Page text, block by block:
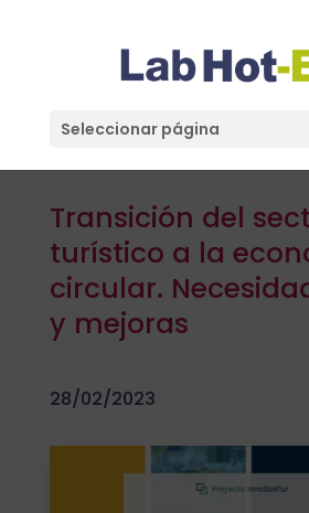
Seleccionar página
Transición del
turístico a la
circular.
y mejoras
28/02/2023